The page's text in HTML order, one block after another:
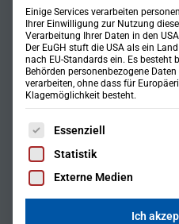
Einige Services verarbeiten
Ihrer Einwilligung zur Nutzung
Verarbeitung Ihrer Daten in den
Der EuGH stuft die USA als ein
nach EU-Standards ein. Es besteht
Behörden personenbezogene
verarbeiten, ohne dass für
Klagemöglichkeit besteht.
Es folgt eine Liste der
Essenziell
Statistik
Externe Medien
Ich